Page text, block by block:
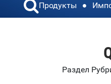
Продукты
Раздел